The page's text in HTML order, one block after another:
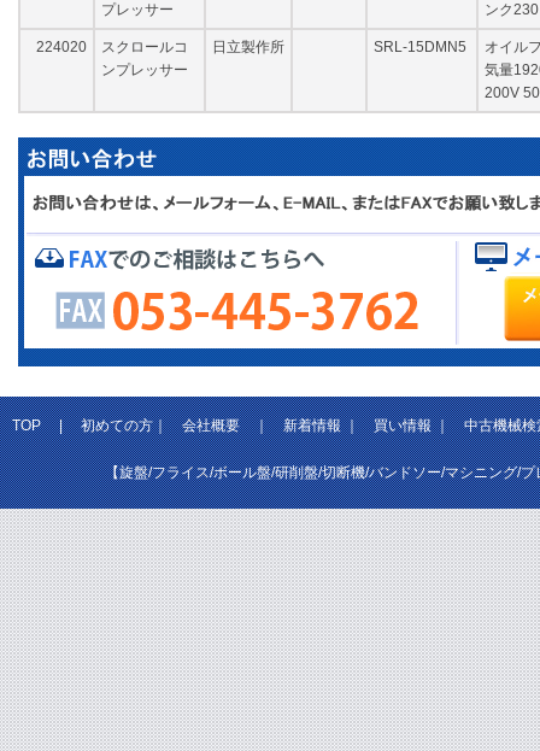
プレッサー
ンク
224020
スクロールコ
ンプレッサー
日立製作所 SRL-15DMN5
オイル
気量
200V
TOP|初めての方｜会社概要｜新着情報｜買い情報｜中古機械検
【旋盤/フライス/ボール盤/研削盤/切断機/バンドソー/マシニング/